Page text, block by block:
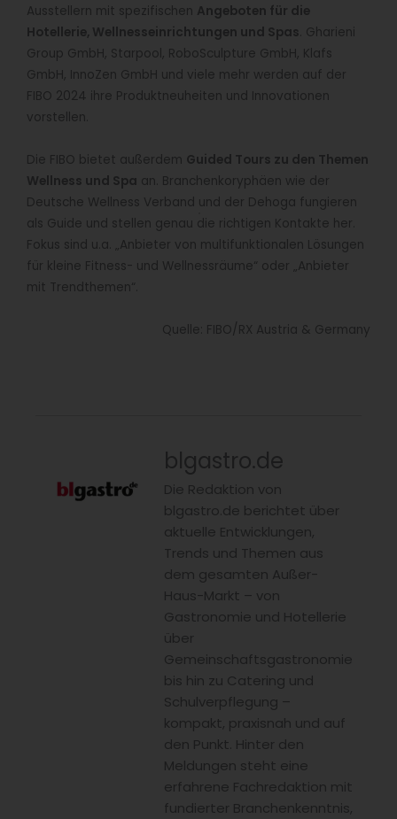
Ausstellern mit spezifischen Angeboten für die
Hotellerie, Wellnesseinrichtungen und Spas . Gharieni
Group GmbH, Starpool, RoboSculpture GmbH, Klafs
GmbH, InnoZen GmbH und viele mehr werden auf der
FIBO 2024 ihre Produktneuheiten und Innovationen
vorstellen.
Die FIBO bietet außerdem Guided Tours zu den Themen
Wellness und Spa an. Branchenkoryphäen wie der
Deutsche Wellness Verband und der Dehoga fungieren
als Guide und stellen genau die richtigen Kontakte her.
Fokus sind u.a. „Anbieter von multifunktionalen Lösungen
für kleine Fitness- und Wellnessräume“ oder „Anbieter
mit Trendthemen“.
Quelle: FIBO/RX Austria & Germany
blgastro.de
Die Redaktion von
blgastro.de berichtet über
aktuelle Entwicklungen,
Trends und Themen aus
dem gesamten Außer-
Haus-Markt – von
Gastronomie und Hotellerie
über
Gemeinschaftsgastronomie
bis hin zu Catering und
Schulverpflegung –
kompakt, praxisnah und auf
den Punkt. Hinter den
Meldungen steht eine
erfahrene Fachredaktion mit
fundierter Branchenkenntnis,